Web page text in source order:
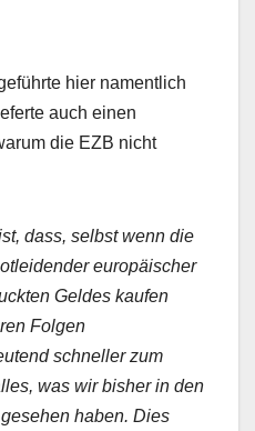
hier namentlich
auch einen
die EZB nicht
dass, selbst wenn die
europäischer
Geldes kaufen
Folgen
schneller zum
was wir bisher in den
haben. Dies